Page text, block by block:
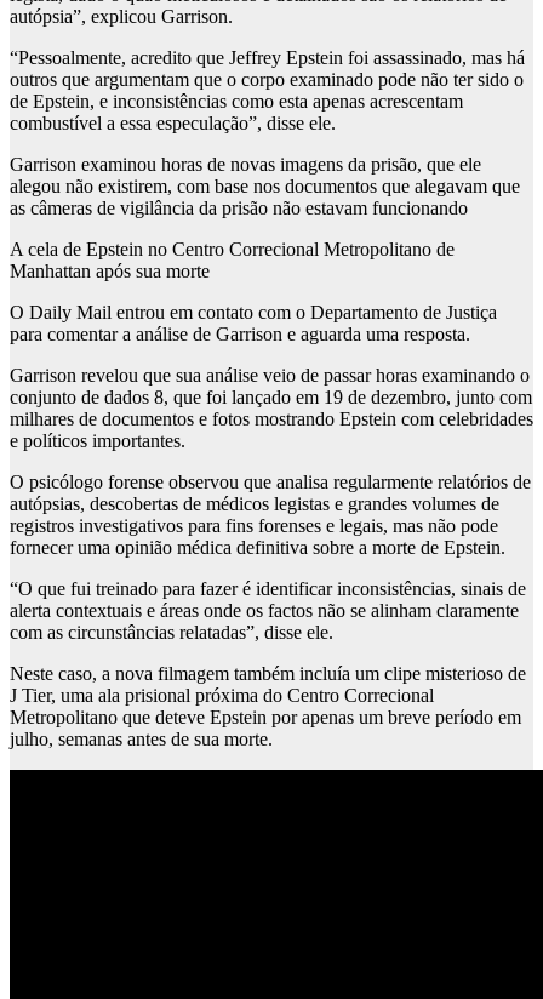
autópsia”, explicou Garrison.
“Pessoalmente, acredito que Jeffrey Epstein foi assassinado, mas há
outros que argumentam que o corpo examinado pode não ter sido o
de Epstein, e inconsistências como esta apenas acrescentam
combustível a essa especulação”, disse ele.
Garrison examinou horas de novas imagens da prisão, que ele
alegou não existirem, com base nos documentos que alegavam que
as câmeras de vigilância da prisão não estavam funcionando
A cela de Epstein no Centro Correcional Metropolitano de
Manhattan após sua morte
O Daily Mail entrou em contato com o Departamento de Justiça
para comentar a análise de Garrison e aguarda uma resposta.
Garrison revelou que sua análise veio de passar horas examinando o
conjunto de dados 8, que foi lançado em 19 de dezembro, junto com
milhares de documentos e fotos mostrando Epstein com celebridades
e políticos importantes.
O psicólogo forense observou que analisa regularmente relatórios de
autópsias, descobertas de médicos legistas e grandes volumes de
registros investigativos para fins forenses e legais, mas não pode
fornecer uma opinião médica definitiva sobre a morte de Epstein.
“O que fui treinado para fazer é identificar inconsistências, sinais de
alerta contextuais e áreas onde os factos não se alinham claramente
com as circunstâncias relatadas”, disse ele.
Neste caso, a nova filmagem também incluía um clipe misterioso de
J Tier, uma ala prisional próxima do Centro Correcional
Metropolitano que deteve Epstein por apenas um breve período em
julho, semanas antes de sua morte.